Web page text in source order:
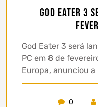
God Eater 3
God Eater 3 será
PC em 8 de
Europa, anunciou a
0